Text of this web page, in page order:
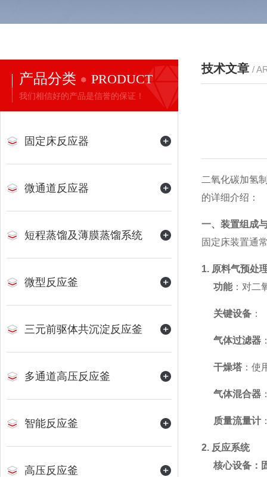
技术文章 /
二氧化碳加氢
的详细介绍：
一、装置组成
固定床装置通
1. 原料气预处
功能：对二
关键设备 ：
气体过滤器
干燥塔 ：
气体混合器
质量流量计
2. 反应系统
核心设备：
产品分类 PRODUCT
我们相信好的产品是信誉的保证！
固定床反应器
微通道反应器
短程蒸馏及薄膜蒸馏系统
微型反应釜
三元前驱体共沉淀反应釜
多通道高压反应釜
智能反应釜
高压反应釜